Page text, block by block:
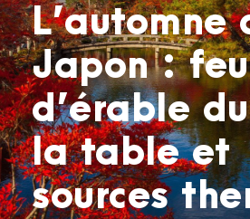
L’automne
Japon :
d’érable
la table et
sources